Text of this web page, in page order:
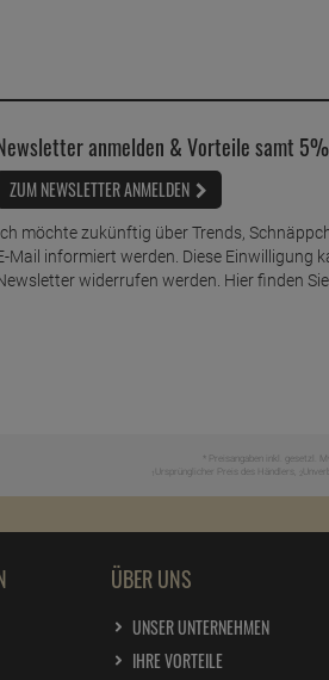
anmelden & Vorteile samt
ZUM NEWSLETTER ANMELDEN
möchte zukünftig über Trends,
Mail informiert werden. Diese Einwilligung
widerrufen werden. Hier finden
* Preisangaben inkl. gesetzl.
Ursprünglicher Preis des Händlers,
ÜBER UNS
UNSER UNTERNEHMEN
IHRE VORTEILE